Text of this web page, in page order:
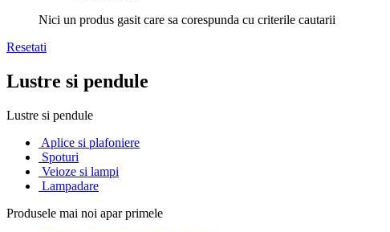
Nici un produs gasit care sa corespunda cu criterile cautarii
Resetati
Lustre si pendule
Lustre si pendule
Aplice si plafoniere
Spoturi
Veioze si lampi
Lampadare
Produsele mai noi apar primele